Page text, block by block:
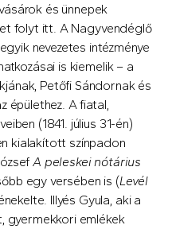
és ünnepek
folyt itt. A Nagyvendéglő
nevezetes intézménye
is kiemelik – a
Petőfi Sándornak és
épülethez. A fiatal,
(1841. július 31-én)
kialakított színpadon
A peleskei nótárius
egy versében is (Levél
Illyés Gyula, aki a
gyermekkori emlékek